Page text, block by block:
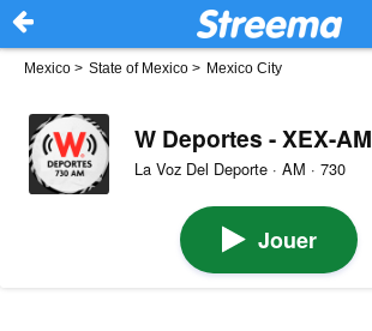
Mexico > State of Mexico > Mexico City
W Deportes - XEX-AM
La Voz Del Deporte · AM · 730
Jouer